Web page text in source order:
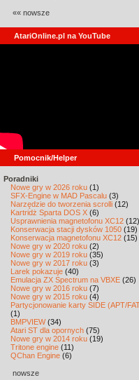
«« nowsze
AtariOnline.pl na YouTube
Pomocnik/Helper
Poradniki
Nowe gry w 2026 roku (1)
SFX-Engine w MAD Pascalu (3)
Narzędzie do tworzenia scrolli (12)
Kartridż Sparta DOS X (6)
Usprawnienia magnetofonu XC12 (12)
Konserwacja stacji dysków 1050 (19)
Konserwacja magnetofonu XC12 (15)
Nowe gry w 2020 roku (2)
Nowe gry w 2019 roku (35)
Nowe gry w 2017 roku (3)
Larek pokazuje (40)
Emulacja ZX Spectrum na VBXE (26)
Nowe gry w 2016 roku (7)
Nowe gry w 2015 roku (4)
Partycjonowanie karty SIDE (APT/
(1)
BMPVIEW(34)
Atari ST dla opornych (75)
Nowe gry w 2014 roku (19)
Tritone engine (11)
QChan Engine (6)
nowsze